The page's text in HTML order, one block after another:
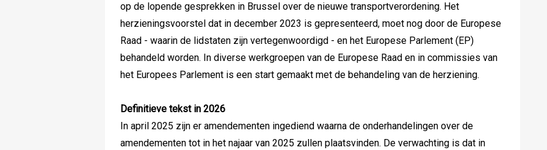
op de lopende gesprekken in Brussel over de nieuwe transportverordening. Het
herzieningsvoorstel dat in december 2023 is gepresenteerd, moet nog door de Europese
Raad - waarin de lidstaten zijn vertegenwoordigd - en het Europese Parlement (EP)
behandeld worden. In diverse werkgroepen van de Europese Raad en in commissies van
het Europees Parlement is een start gemaakt met de behandeling van de herziening.
Definitieve tekst in 2026
In april 2025 zijn er amendementen ingediend waarna de onderhandelingen over de
amendementen tot in het najaar van 2025 zullen plaatsvinden. De verwachting is dat in